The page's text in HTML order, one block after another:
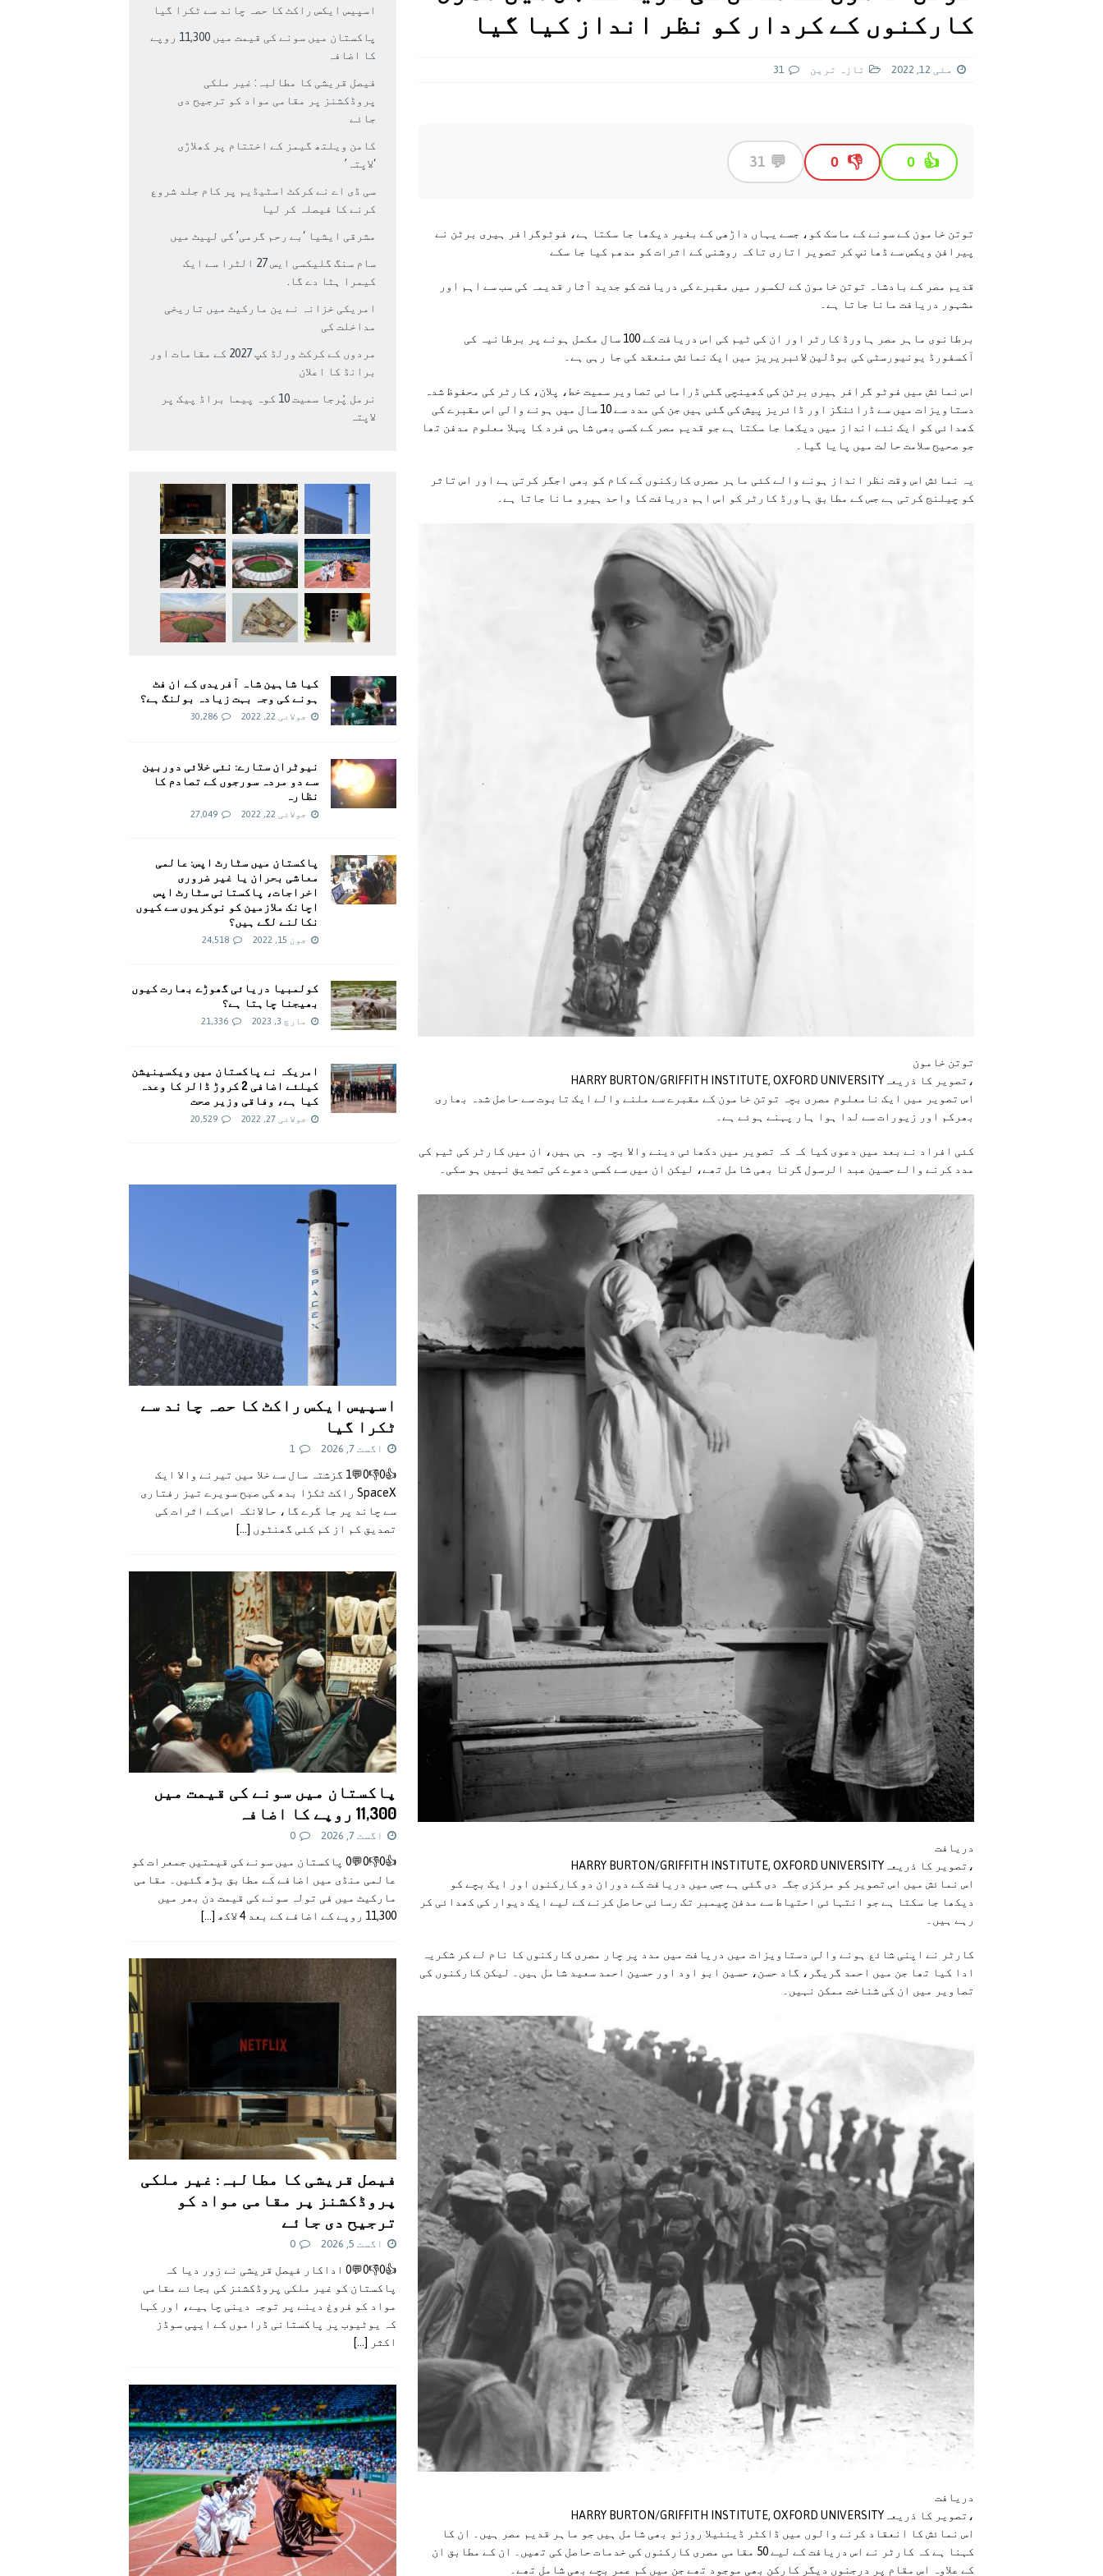
سی ڈی اے نے کرکٹ اسٹیڈیم پر کام جلد شروع کرنے کا فیصلہ کر لیا پاکستان
[ اگست 7, 2026 ] اسپیس ایکس راکٹ کا حصہ چاند سے ٹکرا گیا تازہ ترين
کارکنوں کے کردار کو نظر انداز کیا گیا
مئی 12, 2022 تازہ ترين 31
👍
0
👎
0
💬
31
توتن خامون کے سونے کے ماسک کو، جسے یہاں داڑھی کے بغیر دیکھا جا سکتا ہے، فوٹوگرافر ہیری برٹن نے
پیرافن ویکس سے ڈھانپ کر تصویر اتاری تاکہ روشنی کے اثرات کو مدھم کیا جا سکے
قدیم مصر کے بادشاہ توتن خامون کے لکسور میں مقبرے کی دریافت کو جدید آثار قدیمہ کی سب سے اہم اور
مشہور دریافت مانا جاتا ہے۔
برطانوی ماہر مصر ہاورڈ کارٹر اور ان کی ٹیم کی اس دریافت کے 100 سال مکمل ہونے پر برطانیہ کی
آکسفورڈ یونیورسٹی کی بوڈلین لائبریریز میں ایک نمائش منعقد کی جا رہی ہے۔
اس نمائش میں فوٹو گرافر ہیری برٹن کی کھینچی گئی ڈرامائی تصاویر سمیت خط، پلان، کارٹر کی محفوظ شدہ
دستاویزات میں سے ڈرائنگز اور ڈائریز پیش کی گئی ہیں جن کی مدد سے 10 سال میں ہونے والی اس مقبرے کی
کھدائی کو ایک نئے انداز میں دیکھا جا سکتا ہے جو قدیم مصر کے کسی بھی شاہی فرد کا پہلا معلوم مدفن تھا
جو صحیح سلامت حالت میں پایا گیا۔
یہ نمائش اس وقت نظر انداز ہونے والے کئی ماہر مصری کارکنوں کے کام کو بھی اجگر کرتی ہے اور اس تاثر
کو چیلنج کرتی ہے جس کے مطابق ہاورڈ کارٹر کو اس اہم دریافت کا واحد ہیرو مانا جاتا ہے۔
توتن خامون
،تصویر کا ذریعہHARRY BURTON/GRIFFITH INSTITUTE, OXFORD UNIVERSITY
اس تصویر میں ایک نامعلوم مصری بچہ توتن خامون کے مقبرے سے ملنے والے ایک تابوت سے حاصل شدہ بھاری
بھرکم اور زیورات سے لدا ہوا ہار پہنے ہوئے ہے۔
کئی افراد نے بعد میں دعوی کیا کہ کہ تصویر میں دکھائی دینے والا بچہ وہ ہی ہیں، ان میں کارٹر کی ٹیم کی
مدد کرنے والے حسین عبد الرسول گرنا بھی شامل تھے، لیکن ان میں سے کسی دعوے کی تصدیق نہیں ہو سکی۔
دریافت
،تصویر کا ذریعہHARRY BURTON/GRIFFITH INSTITUTE, OXFORD UNIVERSITY
اس نمائش میں اس تصویر کو مرکزی جگہ دی گئی ہے جس میں دریافت کے دوران دو کارکنوں اور ایک بچے کو
دیکھا جا سکتا ہے جو انتہائی احتیاط سے مدفن چیمبر تک رسائی حاصل کرنے کے لیے ایک دیوار کی کھدائی کر
رہے ہیں۔
کارٹر نے اپنی شائع ہونے والی دستاویزات میں دریافت میں مدد پر چار مصری کارکنوں کا نام لے کر شکریہ
ادا کیا تھا جن میں احمد گریگر، گاد حسن، حسین ابو اود اور حسین احمد سعید شامل ہیں۔ لیکن کارکنوں کی
تصاویر میں ان کی شناخت ممکن نہیں۔
دریافت
،تصویر کا ذریعہHARRY BURTON/GRIFFITH INSTITUTE, OXFORD UNIVERSITY
اس نمائش کا انعقاد کرنے والوں میں ڈاکٹر ڈینئیلا روزنو بھی شامل ہیں جو ماہر قدیم مصر ہیں۔ ان کا
کہنا ہے کہ کارٹر نے اس دریافت کے لیے 50 مقامی مصری کارکنوں کی خدمات حاصل کی تھیں۔ ان کے مطابق ان
کے علاوہ اس مقام پر درجنوں دیگر کارکن بھی موجود تھے جن میں کم عمر بچے بھی شامل تھے۔
اسپیس ایکس راکٹ کا حصہ چاند سے ٹکرا گیا
پاکستان میں سونے کی قیمت میں 11,300 روپے
کا اضافہ
فیصل قریشی کا مطالبہ: غیر ملکی
پروڈکشنز پر مقامی مواد کو ترجیح دی
جائے
کامن ویلتھ گیمز کے اختتام پر کھلاڑی
‘لاپتہ’
سی ڈی اے نے کرکٹ اسٹیڈیم پر کام جلد شروع
کرنے کا فیصلہ کر لیا
مشرقی ایشیا ‘بے رحم گرمی’ کی لپیٹ میں
سام سنگ گلیکسی ایس 27 الٹرا سے ایک
کیمرا ہٹا دے گا.
امریکی خزانہ نے ین مارکیٹ میں تاریخی
مداخلت کی
مردوں کے کرکٹ ورلڈ کپ 2027 کے مقامات اور
برانڈ کا اعلان
نرمل پُرجا سمیت 10 کوہ پیما براڈ پیک پر
لاپتہ
کیا شاہین شاہ آفریدی کے ان فٹ
ہونے کی وجہ بہت زیادہ بولنگ ہے؟
جولائی 22, 2022 30,286
نیوٹران ستارے: نئی خلائی دوربین
سے دو مردہ سورجوں کے تصادم کا
نظارہ
جولائی 22, 2022 27,049
پاکستان میں سٹارٹ اپس: عالمی
معاشی بحران یا غیر ضروری
اخراجات، پاکستانی سٹارٹ اپس
اچانک ملازمین کو نوکریوں سے کیوں
نکالنے لگے ہیں؟
جون 15, 2022 24,518
کولمبیا دریائی گھوڑے بھارت کیوں
بھیجنا چاہتا ہے؟
مارچ 3, 2023 21,336
امريکہ نے پاکستان میں ویکسینیشن
کیلئے اضافی 2 کروڑ ڈالر کا وعدہ
کیا ہے، وفاقی وزیر صحت
جولائی 27, 2022 20,529
اسپیس ایکس راکٹ کا حصہ چاند سے
ٹکرا گیا
اگست 7, 2026 1
👍0👎0💬1 گزشتہ سال سے خلا میں تیرنے والا ایک
SpaceX راکٹ ٹکڑا بدھ کی صبح سویرے تیز رفتاری
سے چاند پر جا گرے گا، حالانکہ اس کے اثرات کی
تصدیق کم از کم کئی گھنٹوں [...]
پاکستان میں سونے کی قیمت میں
11,300 روپے کا اضافہ
اگست 7, 2026 0
👍0👎0💬0 پاکستان میں سونے کی قیمتیں جمعرات کو
عالمی منڈی میں اضافے کے مطابق بڑھ گئیں۔ مقامی
مارکیٹ میں فی تولہ سونے کی قیمت دن بھر میں
11,300 روپے کے اضافے کے بعد 4 لاکھ
[...]
فیصل قریشی کا مطالبہ: غیر ملکی
پروڈکشنز پر مقامی مواد کو
ترجیح دی جائے
اگست 5, 2026 0
👍0👎0💬0 اداکار فیصل قریشی نے زور دیا کہ
پاکستان کو غیر ملکی پروڈکشنز کی بجائے مقامی
مواد کو فروغ دینے پر توجہ دینی چاہیے، اور کہا
کہ یوٹیوب پر پاکستانی ڈراموں کے ایپی سوڈز
اکثر
[...]